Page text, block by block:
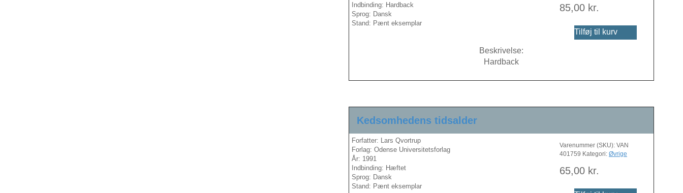
Indbinding: Hardback
Sprog: Dansk
Stand: Pænt eksemplar
85,00 kr.
Tilføj til kurv
Beskrivelse:
Hardback
Kedsomhedens tidsalder
Forfatter: Lars Qvortrup
Forlag: Odense Universitetsforlag
År: 1991
Indbinding: Hæftet
Sprog: Dansk
Stand: Pænt eksemplar
Varenummer (SKU): VAN
401759 Kategori: Øvrige
65,00 kr.